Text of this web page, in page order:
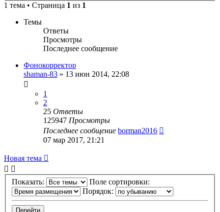
1 тема • Страница 1 из 1
Темы
Ответы
Просмотры
Последнее сообщение
Фонокорректор
shaman-83 » 13 июн 2014, 22:08
1
2
25 Ответы
125947 Просмотры
Последнее сообщение borman2016
07 мар 2017, 21:21
Новая тема
Показать:
Поле сортировки:
Порядок: